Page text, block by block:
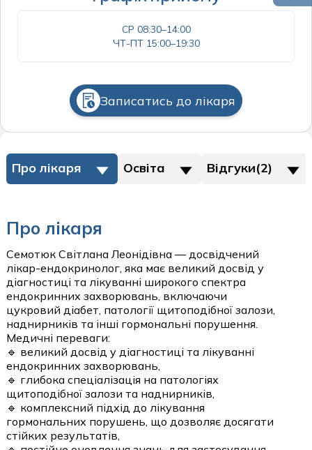
Психіатрія
Ревматологія
Спортивна медицина
Судинна хірургія
Сурдологія
Терапія
Урологія
Щеплення дорослих
Пульмонологія дитяча
Хірургія та урологія дитяча
Щеплення дітей
Офтальмологічні операції
Пластичні операції на обличчі
Урологічні операції
Пластична хірургія
стаціонар
Стаціонар
СР 08:30–14:00
ЧТ-ПТ 15:00–19:30
Записатись до лікаря
Про лікаря Освіта Відгуки(2)
Про лікаря
Семотюк Світлана Леонідівна — досвідчений
лікар-ендокринолог, яка має великий досвід у
діагностиці та лікуванні широкого спектра
ендокринних захворювань, включаючи
цукровий діабет, патології щитоподібної залози,
наднирників та інші гормональні порушення.
Медичні переваги:
🔹 великий досвід у діагностиці та лікуванні
ендокринних захворювань,
🔹 глибока спеціалізація на патологіях
щитоподібної залози та наднирників,
🔹 комплексний підхід до лікування
гормональних порушень, що дозволяє досягати
стійких результатів,